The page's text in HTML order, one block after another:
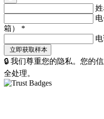
姓
箱） *
🔒 我们尊重您的隐私。您的
全处理。